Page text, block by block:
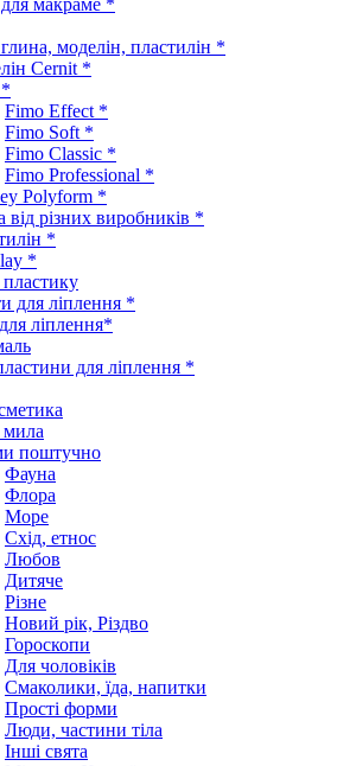
моделін, пластилін *
Cernit *
Fimo Effect *
Fimo Soft *
Fimo Classic *
Fimo Professional *
Polyform *
від різних виробників *
*
*
для ліплення *
ліплення*
для ліплення *
поштучно
Фауна
Флора
Море
Схід, етнос
Любов
Дитяче
Різне
Новий рік, Різдво
Гороскопи
Для чоловіків
Смаколики, їда, напитки
Прості форми
Люди, частини тіла
Інші свята